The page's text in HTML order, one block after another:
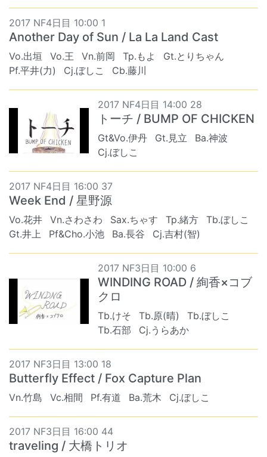
2017 NF4日目 10:00 1
Another Day of Sun / La La Land Cast
Vo.出垣 Vo.王 Vn.前岡 Tp.もよ
Gt.とりちゃん
Pf.平井(力)
Cj.ぼしこ Cb.藤川
2017 NF4日目 14:00 28
トーチ / BUMP OF CHICKEN
Gt&Vo.伊丹 Gt.見立
Ba.神波
Cj.ぼしこ
2017 NF4日目 16:00 37
Week End / 星野源
Vo.花井 Vn.さわさわ Sax.ちゃす Tp.緒方
Tb.ぼしこ
Gt.井上
Pf&Cho.小池 Ba.長谷 Cj.吉村(智)
2017 NF3日目 10:00 6
WINDING ROAD / 絢香×コブ
クロ
Tb.けそ Tb.原(晴)
Tb.ぼしこ
Tb.石部
Cj.うらあか
2017 NF3日目 13:00 18
Butterfly Effect / Fox Capture Plan
Vn.竹島 Vc.相間 Pf.有道 Ba.荒木 Cj.ぼしこ
2017 NF3日目 16:00 44
traveling / 大橋トリオ